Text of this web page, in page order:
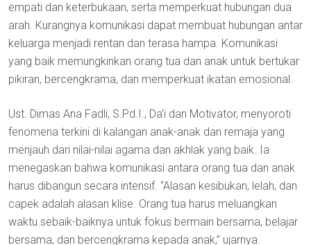
empati dan keterbukaan, serta memperkuat hubungan dua
arah. Kurangnya komunikasi dapat membuat hubungan antar
keluarga menjadi rentan dan terasa hampa. Komunikasi
yang baik memungkinkan orang tua dan anak untuk bertukar
pikiran, bercengkrama, dan memperkuat ikatan emosional.
Ust. Dimas Ana Fadli, S.Pd.I., Da’i dan Motivator, menyoroti
fenomena terkini di kalangan anak-anak dan remaja yang
menjauh dari nilai-nilai agama dan akhlak yang baik. Ia
menegaskan bahwa komunikasi antara orang tua dan anak
harus dibangun secara intensif. “Alasan kesibukan, lelah, dan
capek adalah alasan klise. Orang tua harus meluangkan
waktu sebaik-baiknya untuk fokus bermain bersama, belajar
bersama, dan bercengkrama kepada anak,” ujarnya.